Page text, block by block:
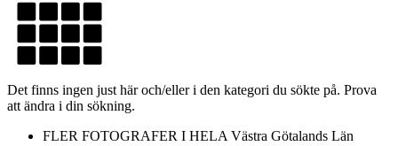
Det finns ingen just här och/eller i den kategori du sökte på. Prova
att ändra i din sökning.
FLER FOTOGRAFER I HELA Västra Götalands Län